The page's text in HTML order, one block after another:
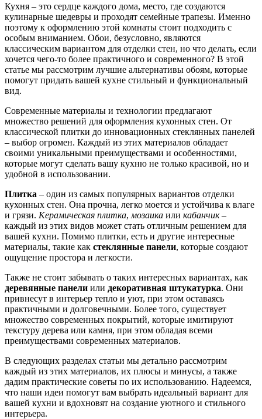
Кухня – это сердце каждого дома, место, где создаются
кулинарные шедевры и проходят семейные трапезы. Именно
поэтому к оформлению этой комнаты стоит подходить с
особым вниманием. Обои, безусловно, являются
классическим вариантом для отделки стен, но что делать, если
хочется чего-то более практичного и современного? В этой
статье мы рассмотрим лучшие альтернативы обоям, которые
помогут придать вашей кухне стильный и функциональный
вид.
Современные материалы и технологии предлагают
множество решений для оформления кухонных стен. От
классической плитки до инновационных стеклянных панелей
– выбор огромен. Каждый из этих материалов обладает
своими уникальными преимуществами и особенностями,
которые могут сделать вашу кухню не только красивой, но и
удобной в использовании.
Плитка – один из самых популярных вариантов отделки
кухонных стен. Она прочна, легко моется и устойчива к влаге
и грязи. Керамическая плитка, мозаика или кабанчик–
каждый из этих видов может стать отличным решением для
вашей кухни. Помимо плитки, есть и другие интересные
материалы, такие как стеклянные панели, которые создают
ощущение простора и легкости.
Также не стоит забывать о таких интересных вариантах, как
деревянные панели или декоративная штукатурка. Они
привнесут в интерьер тепло и уют, при этом оставаясь
практичными и долговечными. Более того, существует
множество современных покрытий, которые имитируют
текстуру дерева или камня, при этом обладая всеми
преимуществами современных материалов.
В следующих разделах статьи мы детально рассмотрим
каждый из этих материалов, их плюсы и минусы, а также
дадим практические советы по их использованию. Надеемся,
что наши идеи помогут вам выбрать идеальный вариант для
вашей кухни и вдохновят на создание уютного и стильного
интерьера.